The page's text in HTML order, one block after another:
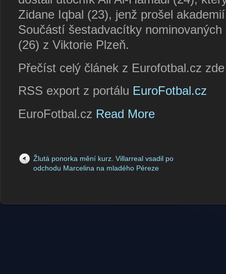
Zidane Iqbal (23), jenž prošel
Součástí šestadvacítky
(26) z Viktorie Plzeň.
Přečíst celý článek z Eurofotbal.cz
RSS export z portálu EuroFotbal.cz
EuroFotbal.cz Read More
Žlutá ponorka mění kurz. Villarreal vsadil po
odchodu Marcelina na mladého Péreze